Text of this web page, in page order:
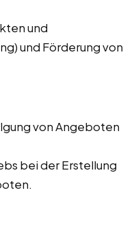
und
und Förderung von
von Angeboten
bei der Erstellung